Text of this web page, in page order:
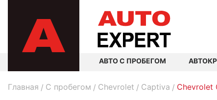
АВТО С ПРОБЕГОМ
Главная C пробегом Chevrolet Captiva Chevrolet